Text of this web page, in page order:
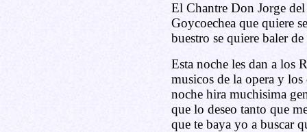
El Chantre Don Jorge
Goycoechea que quiere
buestro se quiere baler
Esta noche les dan a los
musicos de la opera y los
noche hira muchisima
que lo deseo tanto que
que te baya yo a buscar